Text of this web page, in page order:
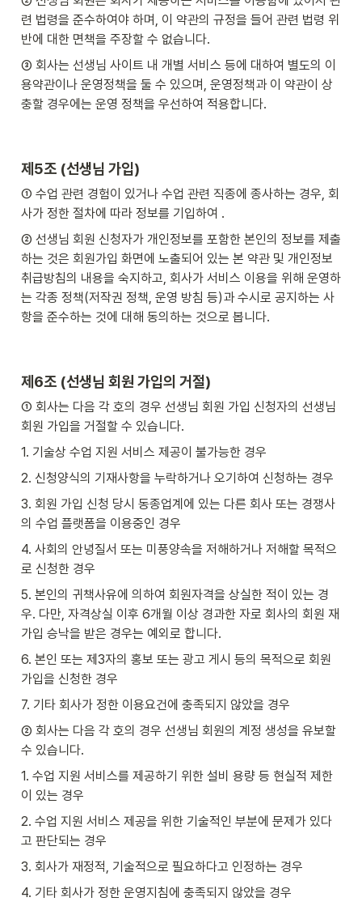
련 법령을 준수하여야 하며, 이 약관의 규정을 들어 관련 법령 위
반에 대한 면책을 주장할 수 없습니다.
③ 회사는 선생님 사이트 내 개별 서비스 등에 대하여 별도의 이
용약관이나 운영정책을 둘 수 있으며, 운영정책과 이 약관이 상
충할 경우에는 운영 정책을 우선하여 적용합니다.
제5조 (선생님 가입)
① 수업 관련 경험이 있거나 수업 관련 직종에 종사하는 경우, 회
사가 정한 절차에 따라 정보를 기입하여 .
② 선생님 회원 신청자가 개인정보를 포함한 본인의 정보를 제출
하는 것은 회원가입 화면에 노출되어 있는 본 약관 및 개인정보
취급방침의 내용을 숙지하고, 회사가 서비스 이용을 위해 운영하
는 각종 정책(저작권 정책, 운영 방침 등)과 수시로 공지하는 사
항을 준수하는 것에 대해 동의하는 것으로 봅니다.
제6조 (선생님 회원 가입의 거절)
① 회사는 다음 각 호의 경우 선생님 회원 가입 신청자의 선생님
회원 가입을 거절할 수 있습니다.
1. 기술상 수업 지원 서비스 제공이 불가능한 경우
2. 신청양식의 기재사항을 누락하거나 오기하여 신청하는 경우
3. 회원 가입 신청 당시 동종업계에 있는 다른 회사 또는 경쟁사
의 수업 플랫폼을 이용중인 경우
4. 사회의 안녕질서 또는 미풍양속을 저해하거나 저해할 목적으
로 신청한 경우
5. 본인의 귀책사유에 의하여 회원자격을 상실한 적이 있는 경
우. 다만, 자격상실 이후 6개월 이상 경과한 자로 회사의 회원 재
가입 승낙을 받은 경우는 예외로 합니다.
6. 본인 또는 제3자의 홍보 또는 광고 게시 등의 목적으로 회원
가입을 신청한 경우
7. 기타 회사가 정한 이용요건에 충족되지 않았을 경우
② 회사는 다음 각 호의 경우 선생님 회원의 계정 생성을 유보할
수 있습니다.
1. 수업 지원 서비스를 제공하기 위한 설비 용량 등 현실적 제한
이 있는 경우
2. 수업 지원 서비스 제공을 위한 기술적인 부분에 문제가 있다
고 판단되는 경우
3. 회사가 재정적, 기술적으로 필요하다고 인정하는 경우
4. 기타 회사가 정한 운영지침에 충족되지 않았을 경우